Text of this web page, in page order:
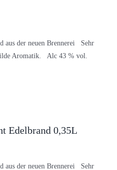
aus der neuen Brennerei Sehr
Aromatik. Alc 43 % vol.
Edelbrand 0,35L
aus der neuen Brennerei Sehr